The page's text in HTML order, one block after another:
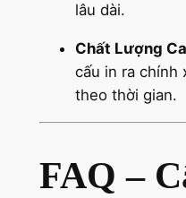
lâu dài.
Chất Lượng
cấu in ra chính
theo thời gian.
FAQ –